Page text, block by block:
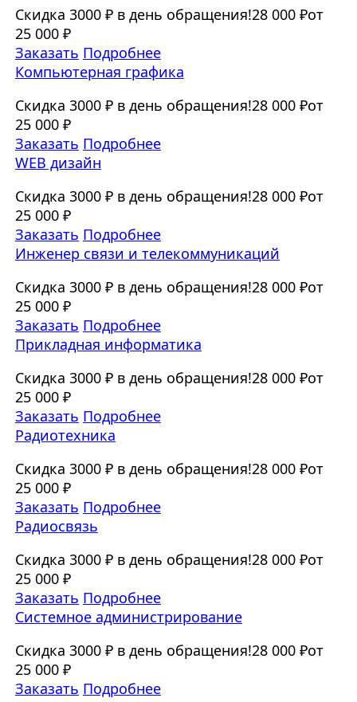
Скидка 3000 ₽ в день обращения!28 000 ₽от
25 000 ₽
Заказать Подробнее
Компьютерная графика
Скидка 3000 ₽ в день обращения!28 000 ₽от
25 000 ₽
Заказать Подробнее
WEB дизайн
Скидка 3000 ₽ в день обращения!28 000 ₽от
25 000 ₽
Заказать Подробнее
Инженер связи и телекоммуникаций
Скидка 3000 ₽ в день обращения!28 000 ₽от
25 000 ₽
Заказать Подробнее
Прикладная информатика
Скидка 3000 ₽ в день обращения!28 000 ₽от
25 000 ₽
Заказать Подробнее
Радиотехника
Скидка 3000 ₽ в день обращения!28 000 ₽от
25 000 ₽
Заказать Подробнее
Радиосвязь
Скидка 3000 ₽ в день обращения!28 000 ₽от
25 000 ₽
Заказать Подробнее
Системное администрирование
Скидка 3000 ₽ в день обращения!28 000 ₽от
25 000 ₽
Заказать Подробнее